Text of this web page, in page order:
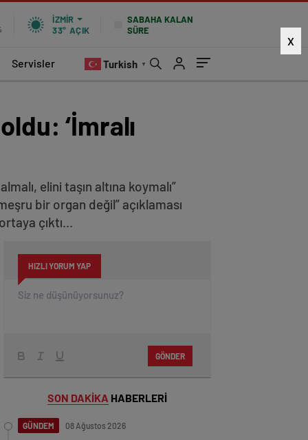
İZMIR
33° AÇIK
SABAHA KALAN
SÜRE
Servisler Turkish ▼
X
‘İmralı
elini taşın altına koymalı”
bir organ değil” açıklaması
çıktı...
HIZLI YORUM YAP
GÖNDER
SON DAKİKA HABERLERİ
GÜNDEM 08 Ağustos 2026